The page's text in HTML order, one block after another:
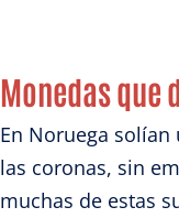
Monedas que
En Noruega
las coronas, sin
muchas de estas